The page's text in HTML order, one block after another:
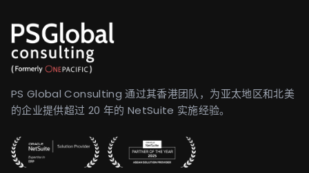
PS Global Consulting 通过其香港团队，为亚太地区和北美
的企业提供超过 20 年的 NetSuite 实施经验。